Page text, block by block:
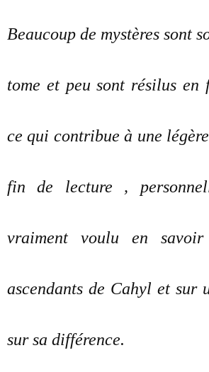
Beaucoup de mystères sont
tome et peu sont résilus en
ce qui contribue à une
fin de lecture ,
vraiment voulu en
ascendants de Cahyl et sur
sur sa différence.